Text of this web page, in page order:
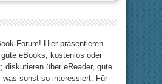
Forum! Hier präsentieren
eBooks, kostenlos oder
diskutieren über eReader, gute
was sonst so interessiert. Für